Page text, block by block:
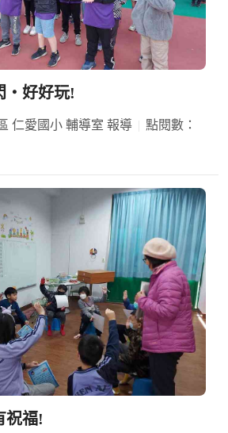
‧好好玩!
仁愛國小 輔導室 報導
點閱數：
祝福!